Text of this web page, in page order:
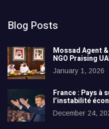
Blog Posts
Mossad Agent
NGO Praising
January 1, 2026
France : Pays à
l’instabilité
December 24,